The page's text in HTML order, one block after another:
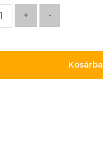
Kosárba